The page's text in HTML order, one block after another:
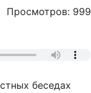
Просмотров: 999
беседах